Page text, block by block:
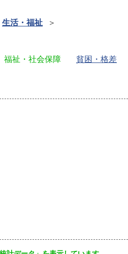
生活・福祉 ＞
福祉・社会保障
貧困・格差